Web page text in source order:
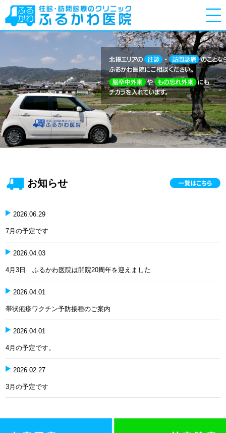
お知らせ
2026.06.29
7月の予定です
2026.04.03
4月3日 ふるかわ医院は開院20周年を迎えました
2026.04.01
帯状疱疹ワクチン予防接種のご案内
2026.04.01
4月の予定です。
2026.02.27
3月の予定です